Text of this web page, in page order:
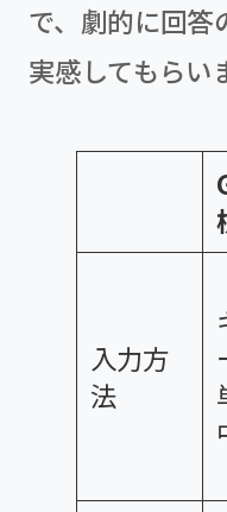
で、劇的に回答
実感してもらい
入力方
法